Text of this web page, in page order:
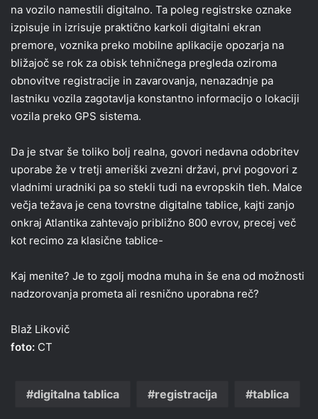
na vozilo namestili digitalno. Ta poleg registrske oznake
izpisuje in izrisuje praktično karkoli digitalni ekran
premore, voznika preko mobilne aplikacije opozarja na
bližajoč se rok za obisk tehničnega pregleda oziroma
obnovitve registracije in zavarovanja, nenazadnje pa
lastniku vozila zagotavlja konstantno informacijo o lokaciji
vozila preko GPS sistema.
Da je stvar še toliko bolj realna, govori nedavna odobritev
uporabe že v tretji ameriški zvezni državi, prvi pogovori z
vladnimi uradniki pa so stekli tudi na evropskih tleh. Malce
večja težava je cena tovrstne digitalne tablice, kajti zanjo
onkraj Atlantika zahtevajo približno 800 evrov, precej več
kot recimo za klasične tablice-
Kaj menite? Je to zgolj modna muha in še ena od možnosti
nadzorovanja prometa ali resnično uporabna reč?
Blaž Likovič
foto: CT
digitalna tablica registracija tablica